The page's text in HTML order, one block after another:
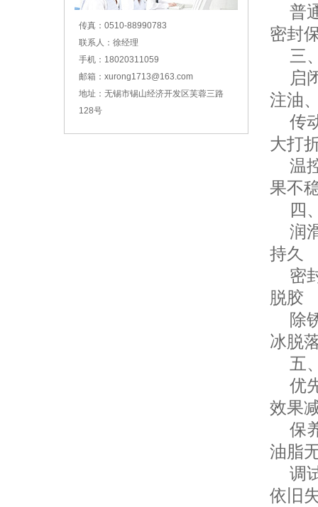
传真：0510-88990783
联系人：徐经理
手机：18020311059
邮箱：xurong1713@163.com
地址：无锡市锡山经济开发区芙蓉三路
128号
普
密封
三
启
注油
传
大打
温
果不
四
润
持久
密
脱胶
除
冰脱
五
优
效果
保
油脂
调
依旧